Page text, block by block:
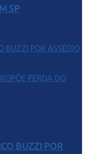
SP
BUZZI POR